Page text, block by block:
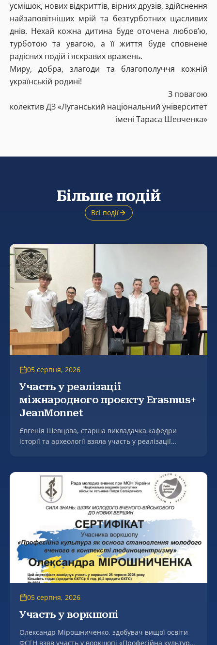
усмішок, нових відкриттів, вірних друзів, здійснення
найзаповітніших мрій та безтурботних щасливих
днів. Нехай кожна дитина буде оточена любов’ю,
турботою та увагою, а її життя буде сповнене
радісних подій і яскравих вражень.
Миру, добра, злагоди та благополуччя кожній
українській родині!
З повагою
колектив ДЗ «Луганський національний університет
імені Тараса Шевченка»
Більше подій
Всі події
05 серпня, 2026
Участь у реалізації
міжнародного проєкту Erasmus+
JeanMonnet
Євгенія Шевцова, старша викладачка кафедри
історії та археології взяла участь у реалізації
сфері» (EUNDAS).
05 серпня, 2026
Участь у воркшопі
Олександр Мірошниченко, здобувач вищої освіти
ФСГН взяв участь у воркшопі «Професійна культура